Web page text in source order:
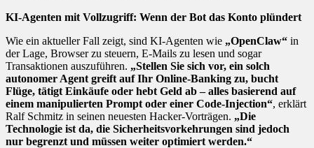
KI-Agenten mit Vollzugriff: Wenn der Bot das Konto plündert
Wie ein aktueller Fall zeigt, sind KI-Agenten wie „OpenClaw“ in
der Lage, Browser zu steuern, E-Mails zu lesen und sogar
Transaktionen auszuführen. „Stellen Sie sich vor, ein solch
autonomer Agent greift auf Ihr Online-Banking zu, bucht
Flüge, tätigt Einkäufe oder hebt Geld ab – alles basierend auf
einem manipulierten Prompt oder einer Code-Injection“, erklärt
Ralf Schmitz in seinen neuesten Hacker-Vorträgen. „Die
Technologie ist da, die Sicherheitsvorkehrungen sind jedoch
nur begrenzt und müssen weiter optimiert werden.“